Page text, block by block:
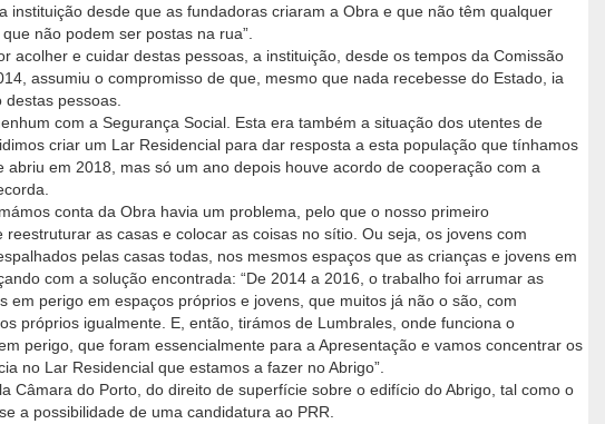
instituição desde que as fundadoras criaram a Obra e que não têm qualquer
não podem ser postas na rua”.
acolher e cuidar destas pessoas, a instituição, desde os tempos da Comissão
assumiu o compromisso de que, mesmo que nada recebesse do Estado, ia
pessoas.
com a Segurança Social. Esta era também a situação dos utentes de
criar um Lar Residencial para dar resposta a esta população que tínhamos
abriu em 2018, mas só um ano depois houve acordo de cooperação com a
conta da Obra havia um problema, pelo que o nosso primeiro
reestruturar as casas e colocar as coisas no sítio. Ou seja, os jovens com
pelas casas todas, nos mesmos espaços que as crianças e jovens em
com a solução encontrada: “De 2014 a 2016, o trabalho foi arrumar as
em perigo em espaços próprios e jovens, que muitos já não o são, com
próprios igualmente. E, então, tirámos de Lumbrales, onde funciona o
perigo, que foram essencialmente para a Apresentação e vamos concentrar os
no Lar Residencial que estamos a fazer no Abrigo”.
Câmara do Porto, do direito de superfície sobre o edifício do Abrigo, tal como o
a possibilidade de uma candidatura ao PRR.